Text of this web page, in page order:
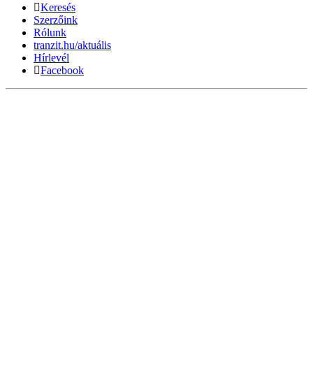
Keresés
Szerzőink
Rólunk
tranzit.hu/aktuális
Hírlevél
Facebook